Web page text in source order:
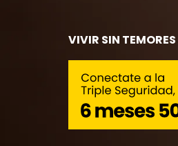
VIVIR SIN